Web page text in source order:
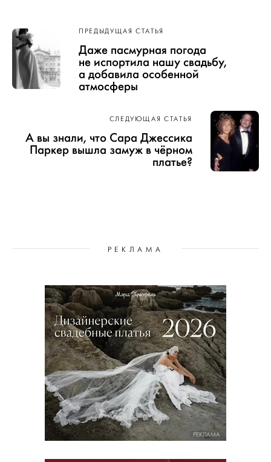
Навигация
по записям
ПРЕДЫДУЩАЯ СТАТЬЯ
Даже пасмурная погода
не испортила нашу свадьбу,
а добавила особенной
атмосферы
СЛЕДУЮЩАЯ СТАТЬЯ
А вы знали, что Сара Джессика
Паркер вышла замуж в чёрном
платье?
РЕКЛАМА
РЕКЛАМА